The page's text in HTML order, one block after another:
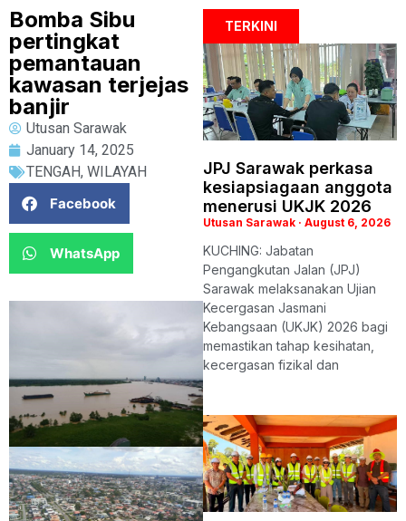
Bomba Sibu
pertingkat
pemantauan
kawasan terjejas
banjir
Utusan Sarawak
January 14, 2025
TENGAH, WILAYAH
Facebook
WhatsApp
TERKINI
JPJ Sarawak perkasa
kesiapsiagaan anggota
menerusi UKJK 2026
Utusan Sarawak August 6, 2026
KUCHING: Jabatan
Pengangkutan Jalan (JPJ)
Sarawak melaksanakan Ujian
Kecergasan Jasmani
Kebangsaan (UKJK) 2026 bagi
memastikan tahap kesihatan,
kecergasan fizikal dan